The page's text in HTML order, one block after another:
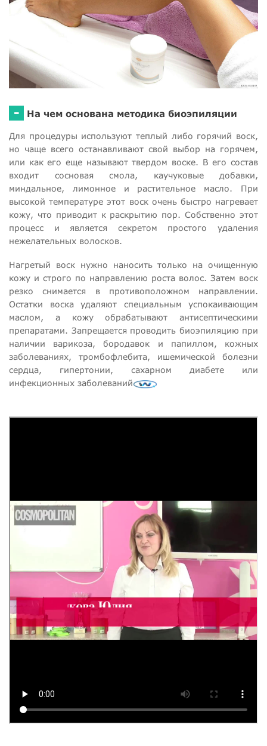
- На чем основана методика биоэпиляции
Для процедуры используют теплый либо горячий воск,
но чаще всего останавливают свой выбор на горячем,
или как его еще называют твердом воске. В его состав
входит сосновая смола, каучуковые добавки,
миндальное, лимонное и растительное масло. При
высокой температуре этот воск очень быстро нагревает
кожу, что приводит к раскрытию пор. Собственно этот
процесс и является секретом простого удаления
нежелательных волосков.
Нагретый воск нужно наносить только на очищенную
кожу и строго по направлению роста волос. Затем воск
резко снимается в противоположном направлении.
Остатки воска удаляют специальным успокаивающим
маслом, а кожу обрабатывают антисептическими
препаратами. Запрещается проводить биоэпиляцию при
наличии варикоза, бородавок и папиллом, кожных
заболеваниях, тромбофлебита, ишемической болезни
сердца, гипертонии, сахарном диабете или
инфекционных заболеваний